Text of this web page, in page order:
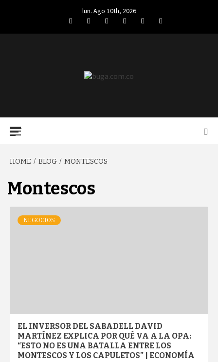
lun. Ago 10th, 2026
FacebookTwitterLinkedIn
VK YouTubeInstagram
HOME BLOG MONTESCOS
Montescos
NEGOCIOS
EL INVERSOR DEL SABADELL DAVID
MARTÍNEZ EXPLICA POR QUÉ VA A LA OPA:
“ESTO NO ES UNA BATALLA ENTRE LOS
MONTESCOS Y LOS CAPULETOS” | ECONOMÍA